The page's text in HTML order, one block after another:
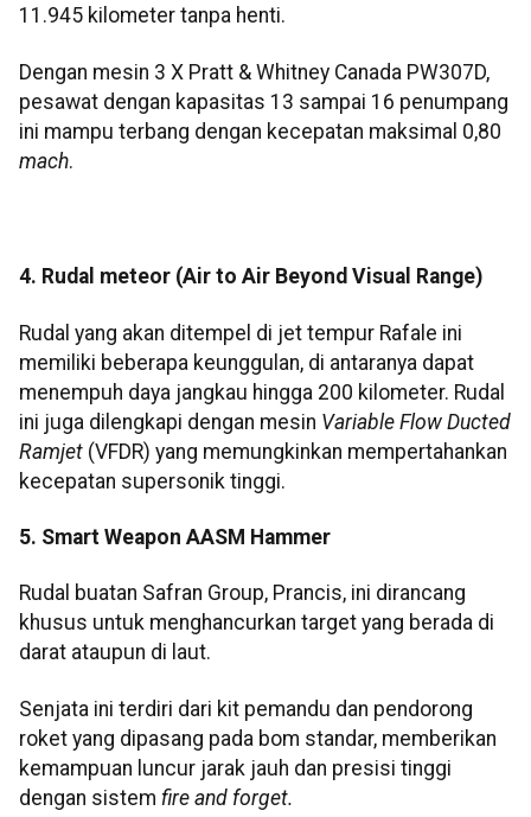
11.945 kilometer tanpa henti.
Dengan mesin 3 X Pratt & Whitney Canada PW307D,
pesawat dengan kapasitas 13 sampai 16 penumpang
ini mampu terbang dengan kecepatan maksimal 0,80
mach.
4. Rudal meteor (Air to Air Beyond Visual Range)
Rudal yang akan ditempel di jet tempur Rafale ini
memiliki beberapa keunggulan, di antaranya dapat
menempuh daya jangkau hingga 200 kilometer. Rudal
ini juga dilengkapi dengan mesin Variable Flow Ducted
Ramjet (VFDR) yang memungkinkan mempertahankan
kecepatan supersonik tinggi.
5. Smart Weapon AASM Hammer
Rudal buatan Safran Group, Prancis, ini dirancang
khusus untuk menghancurkan target yang berada di
darat ataupun di laut.
Senjata ini terdiri dari kit pemandu dan pendorong
roket yang dipasang pada bom standar, memberikan
kemampuan luncur jarak jauh dan presisi tinggi
dengan sistem fire and forget.